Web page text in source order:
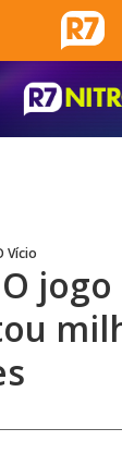
Vício
jogo